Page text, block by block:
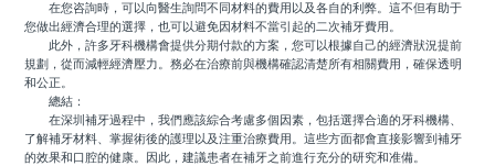
在您咨詢時，可以向醫生詢問不同材料的費用以及各自的利弊。這不但有助于
您做出經濟合理的選擇，也可以避免因材料不當引起的二次補牙費用。
此外，許多牙科機構會提供分期付款的方案，您可以根據自己的經濟狀況提前
規劃，從而減輕經濟壓力。務必在治療前與機構確認清楚所有相關費用，確保透明
和公正。
總結：
在深圳補牙過程中，我們應該綜合考慮多個因素，包括選擇合適的牙科機構、
了解補牙材料、掌握術後的護理以及注重治療費用。這些方面都會直接影響到補牙
的效果和口腔的健康。因此，建議患者在補牙之前進行充分的研究和准備。